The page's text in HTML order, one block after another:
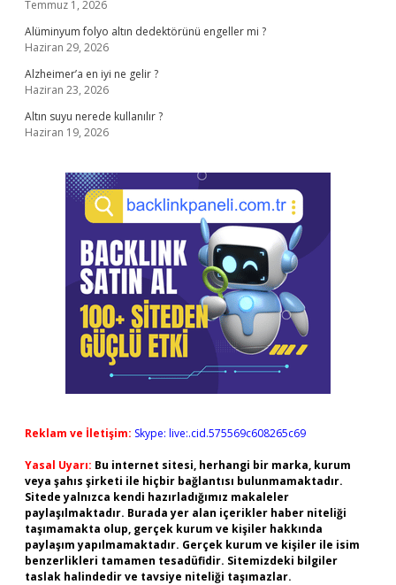
Temmuz 1, 2026
Alüminyum folyo altın dedektörünü engeller mi ?
Haziran 29, 2026
Alzheimer’a en iyi ne gelir ?
Haziran 23, 2026
Altın suyu nerede kullanılır ?
Haziran 19, 2026
Reklam ve İletişim: Skype: live:.cid.575569c608265c69
Yasal Uyarı: Bu internet sitesi, herhangi bir marka, kurum
veya şahıs şirketi ile hiçbir bağlantısı bulunmamaktadır.
Sitede yalnızca kendi hazırladığımız makaleler
paylaşılmaktadır. Burada yer alan içerikler haber niteliği
taşımamakta olup, gerçek kurum ve kişiler hakkında
paylaşım yapılmamaktadır. Gerçek kurum ve kişiler ile isim
benzerlikleri tamamen tesadüfidir. Sitemizdeki bilgiler
taslak halindedir ve tavsiye niteliği taşımazlar.